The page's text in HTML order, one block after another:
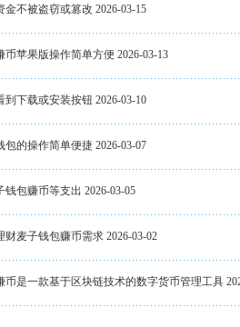
金不被盗窃或篡改 2026-03-15
币苹果版操作简单方便 2026-03-13
到下载或安装按钮 2026-03-10
包的操作简单便捷 2026-03-07
钱包赚币等支出 2026-03-05
财麦子钱包赚币需求 2026-03-02
币是一款基于区块链技术的数字货币管理工具